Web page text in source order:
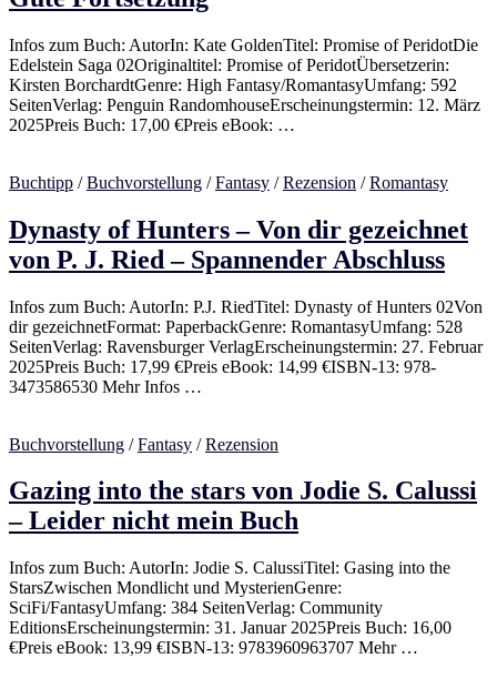
Infos zum Buch: AutorIn: Kate GoldenTitel: Promise of PeridotDie
Edelstein Saga 02Originaltitel: Promise of PeridotÜbersetzerin:
Kirsten BorchardtGenre: High Fantasy/RomantasyUmfang: 592
SeitenVerlag: Penguin RandomhouseErscheinungstermin: 12. März
2025Preis Buch: 17,00 €Preis eBook: …
Buchtipp /Buchvorstellung /Fantasy /Rezension /Romantasy
Dynasty of Hunters – Von dir gezeichnet
von P. J. Ried – Spannender Abschluss
Infos zum Buch: AutorIn: P.J. RiedTitel: Dynasty of Hunters 02Von
dir gezeichnetFormat: PaperbackGenre: RomantasyUmfang: 528
SeitenVerlag: Ravensburger VerlagErscheinungstermin: 27. Februar
2025Preis Buch: 17,99 €Preis eBook: 14,99 €ISBN-13: 978-
3473586530 Mehr Infos …
Buchvorstellung /Fantasy /Rezension
Gazing into the stars von Jodie S. Calussi
– Leider nicht mein Buch
Infos zum Buch: AutorIn: Jodie S. CalussiTitel: Gasing into the
StarsZwischen Mondlicht und MysterienGenre:
SciFi/FantasyUmfang: 384 SeitenVerlag: Community
EditionsErscheinungstermin: 31. Januar 2025Preis Buch: 16,00
€Preis eBook: 13,99 €ISBN-13: 9783960963707 Mehr …